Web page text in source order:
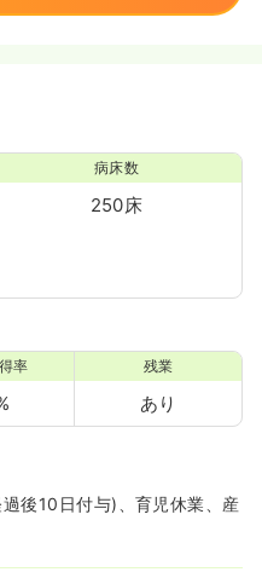
病床数
250床
率 残業
あり
後10日付与)、育児休業、産